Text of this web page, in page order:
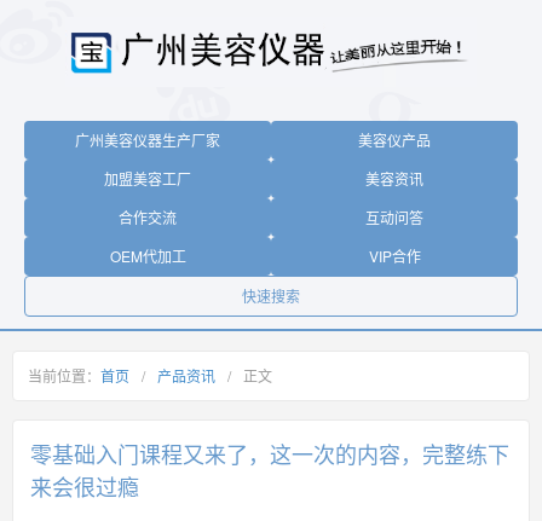
广州美容仪器生产厂家
美容仪产品
加盟美容工厂
美容资讯
合作交流
互动问答
OEM代加工
VIP合作
快速搜索
当前位置： 首页 / 产品资讯 / 正文
零基础入门课程又来了，这一次的内容，完整练下
来会很过瘾